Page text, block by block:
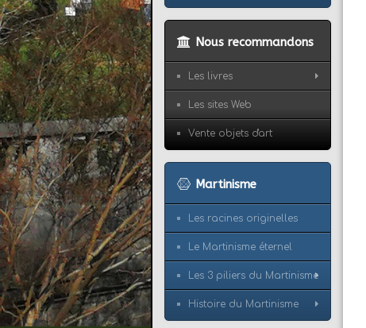
Nous recommandons
Les livres
Les sites Web
Vente objets d'art
Martinisme
Les racines originelles
Le Martinisme éternel
Les 3 piliers du Martinisme
Histoire du Martinisme